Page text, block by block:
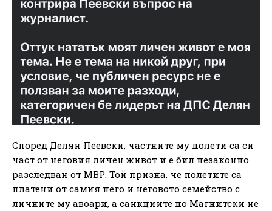
Според Делян Пеевски, частните му полети са си
част от неговия личен живот и е бил незаконно
разследван от МВР. Той призна, че полетите са
платени от самия него и неговото семейство с
личните му авоари, а санкциите по Магнитски не